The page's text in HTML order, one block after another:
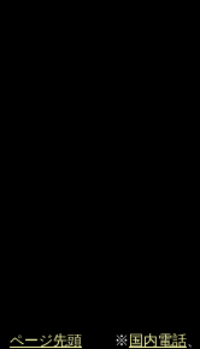
ページ先頭 ※ 国内電話